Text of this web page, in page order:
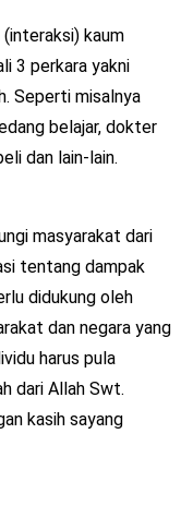
kaum
3 perkara yakni
Seperti misalnya
belajar, dokter
dan lain-lain.
masyarakat dari
tentang dampak
didukung oleh
dan negara yang
harus pula
dari Allah Swt.
kasih sayang